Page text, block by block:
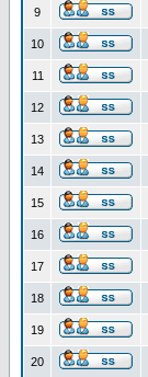
9
10
11
12
13
14
15
16
17
18
19
20